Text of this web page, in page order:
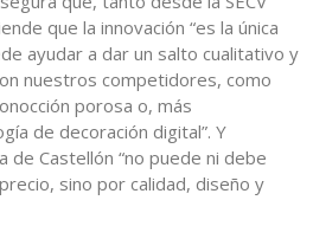
que la innovación “es la única
ayudar a dar un salto cualitativo y
nuestros competidores, como
porosa o, más
de decoración digital”. Y
de Castellón “no puede ni debe
sino por calidad, diseño y